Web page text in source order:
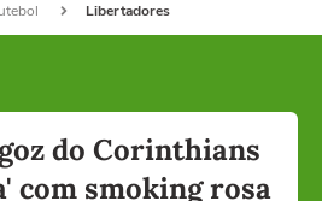
Libertadores
do Corinthians
com smoking rosa